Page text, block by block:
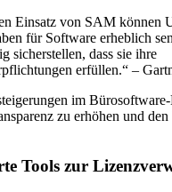
Einsatz von SAM können
für Software erheblich
sicherstellen, dass sie ihre
erfüllen.“ –
im
zu erhöhen und
Tools zur